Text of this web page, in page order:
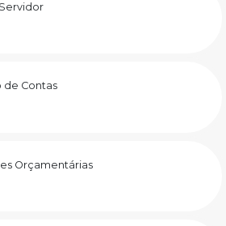
de Contas
Orçamentárias